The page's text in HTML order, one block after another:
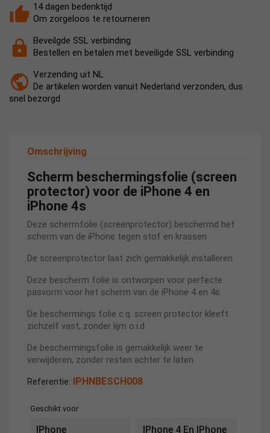
14 dagen bedenktijd
Om zorgeloos te retourneren
Beveilgde SSL verbinding
Bestellen en betalen met beveiligde SSL verbinding
Verzending uit NL
De artikelen worden vanuit Nederland verzonden, dus
snel bezorgd
Omschrijving
Scherm beschermingsfolie (screen
protector) voor de iPhone 4 en
iPhone 4s
Deze schermfolie (screenprotector) beschermd het
scherm van de iPhone tegen stof en krassen
De screenprotector laat zich gemakkelijk installeren
Deze bescherm folie is ontworpen voor perfecte
pasvorm voor het scherm van de iPhone 4 en 4s
De beschermings folie c.q. screen protector kleeft
zichzelf vast, zonder lijm o.i.d
De beschermingsfolie is gemakkelijk weer te
verwijderen, zonder resten achter te laten
Referentie: IPHNBESCH008
Geschikt voor
IPhone
IPhone 4 En IPhone